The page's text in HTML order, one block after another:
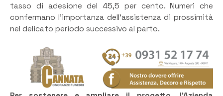
tasso di adesione del 45,5 per cento. Numeri che
confermano l’importanza dell’assistenza di prossimità
nel delicato periodo successivo al parto.